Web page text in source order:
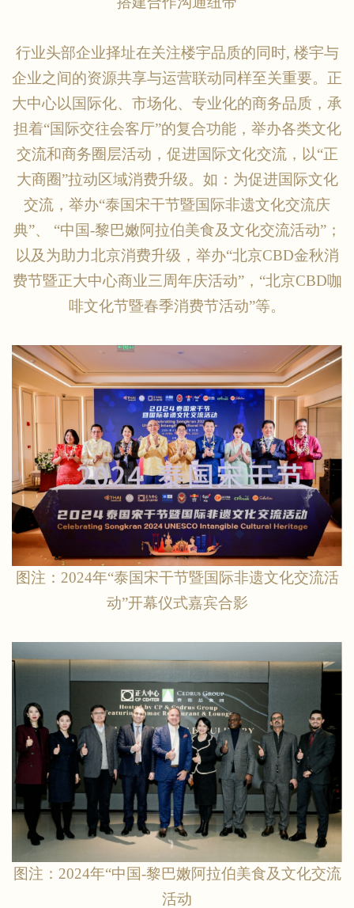
行业头部企业择址在关注楼宇品质的同时, 楼宇与
企业之间的资源共享与运营联动同样至关重要。正
大中心以国际化、市场化、专业化的商务品质，承
担着“国际交往会客厅”的复合功能，举办各类文化
交流和商务圈层活动，促进国际文化交流，以“正
大商圈”拉动区域消费升级。如：为促进国际文化
交流，举办“泰国宋干节暨国际非遗文化交流庆
典”、 “中国-黎巴嫩阿拉伯美食及文化交流活动”；
以及为助力北京消费升级，举办“北京CBD金秋消
费节暨正大中心商业三周年庆活动”，“北京CBD咖
啡文化节暨春季消费节活动”等。
图注： 2024年“泰国宋干节暨国际非遗文化交流活
动”开幕仪式嘉宾合影
图注： 2024年“中国-黎巴嫩阿拉伯美食及文化交流
活动